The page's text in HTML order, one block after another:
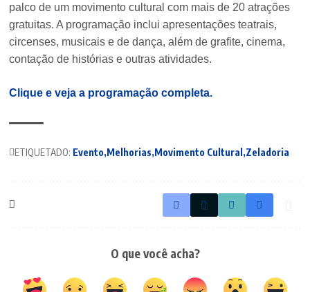
palco de um movimento cultural com mais de 20 atrações
gratuitas. A programação inclui apresentações teatrais,
circenses, musicais e de dança, além de grafite, cinema,
contação de histórias e outras atividades.
Clique e veja a programação completa.
ETIQUETADO: Evento Melhorias Movimento Cultural Zeladoria
O que você acha?